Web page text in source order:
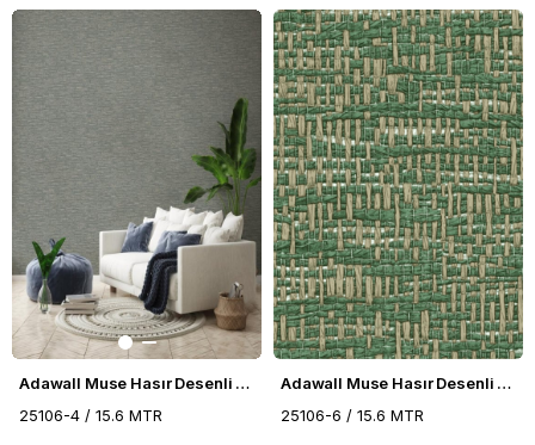
Adawall Muse Hasır Desenli Duvar Kağıdı 25106-4
25106-4 / 15.6 MTR
Adawall Muse Hasır Desenli Duvar Kağıdı 25106-6
25106-6 / 15.6 MTR